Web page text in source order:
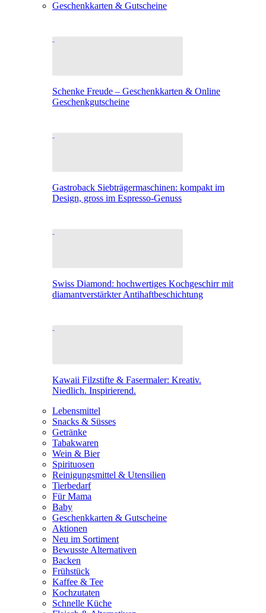
Geschenkkarten & Gutscheine
Schenke Freude – Geschenkkarten & Online
Geschenkgutscheine
Gastroback Siebträgermaschinen: kompakt im
Design, gross im Espresso-Genuss
Swiss Diamond: hochwertiges Kochgeschirr mit
diamantverstärkter Antihaftbeschichtung
Kawaii Filzstifte & Fasermaler: Kreativ.
Niedlich. Inspirierend.
Lebensmittel
Snacks & Süsses
Getränke
Tabakwaren
Wein & Bier
Spirituosen
Reinigungsmittel & Utensilien
Tierbedarf
Für Mama
Baby
Geschenkkarten & Gutscheine
Aktionen
Neu im Sortiment
Bewusste Alternativen
Backen
Frühstück
Kaffee & Tee
Kochzutaten
Schnelle Küche